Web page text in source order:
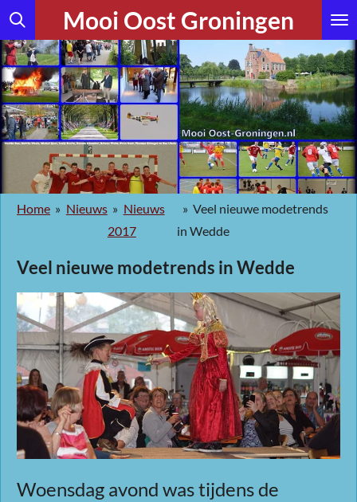
Ga
direct
naar
de
hoofdinhoud
Mooi Oost Groningen
Home » Nieuws » Nieuws
2017
» Veel nieuwe modetrends
in Wedde
Veel nieuwe modetrends in Wedde
Woensdag avond was tijdens de